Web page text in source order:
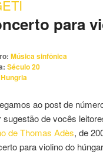
para
Música sinfônica
Século 20
Hungria
ao post de
sugestão de vocês
de Thomas Adès, de
para violino do